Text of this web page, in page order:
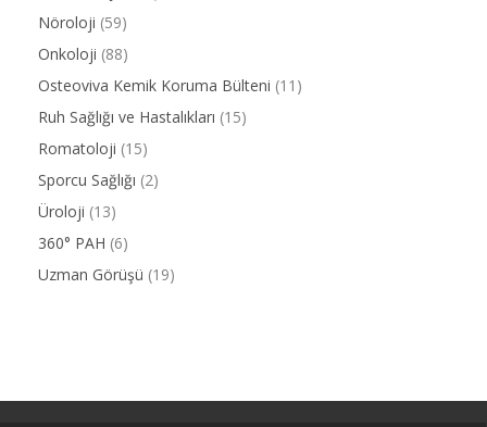
Nöroloji (59)
Onkoloji (88)
Osteoviva Kemik Koruma Bülteni (11)
Ruh Sağlığı ve Hastalıkları (15)
Romatoloji (15)
Sporcu Sağlığı (2)
Üroloji (13)
360° PAH (6)
Uzman Görüşü (19)